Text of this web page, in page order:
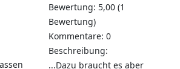
Bewertung: 5,00 (1
Bewertung)
Kommentare: 0
Beschreibung:
...Dazu braucht es aber